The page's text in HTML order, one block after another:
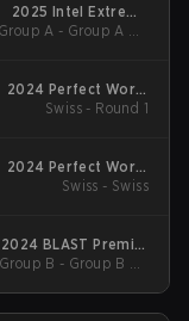
2025 Intel Extreme
Masters Dallas
Group A - Group A UB
2024 Perfect World
Shanghai Major
Swiss - Round 1
2024 Perfect World
Shanghai Major :
Swiss - Swiss
2024 BLAST Premier
Fall Groups
Group B - Group B UB